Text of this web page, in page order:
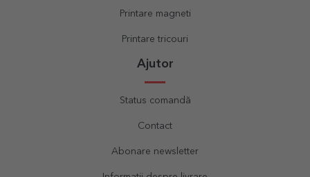
Printare magneti
Printare tricouri
Ajutor
Status comandă
Contact
Abonare newsletter